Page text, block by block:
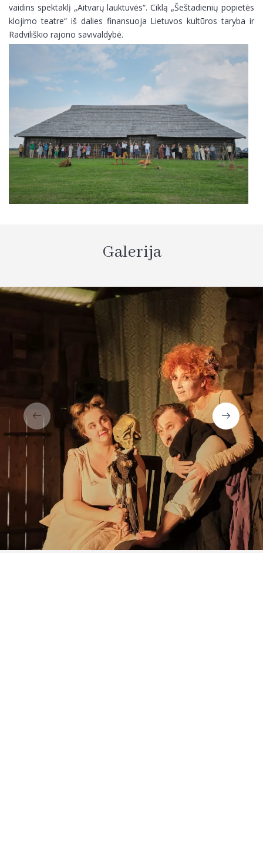
vaidins spektaklį „Aitvarų lauktuvės“. Ciklą „Šeštadienių popietės
klojimo teatre“ iš dalies finansuoja Lietuvos kultūros taryba ir
Radviliškio rajono savivaldybė.
Galerija